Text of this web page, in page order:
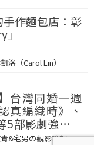
作麵包店：彰
洛（Carol Lin）
台灣同婚一週
真編織時》、
5部影劇強力推
&宅男の觀影筆記